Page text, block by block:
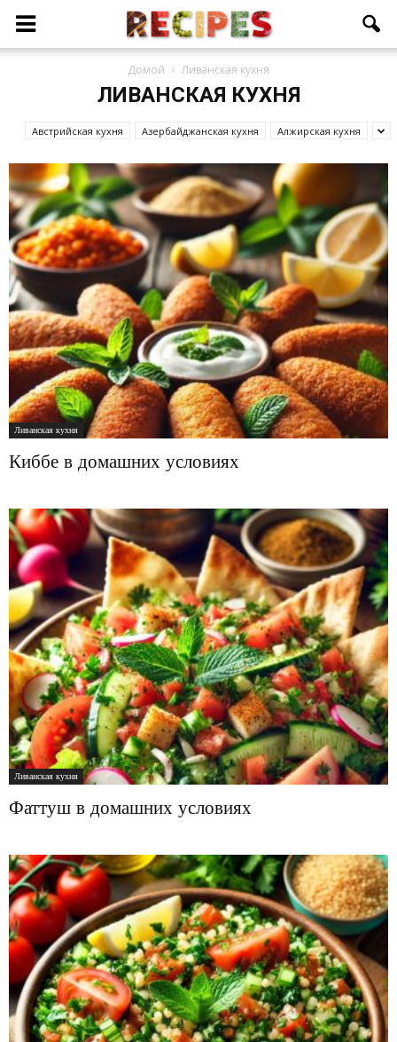
Домой Ливанская кухня
ЛИВАНСКАЯ КУХНЯ
Австрийская кухня Азербайджанcкая кухня Алжирская кухня
Ливанская кухня
Киббе в домашних условиях
Ливанская кухня
Фаттуш в домашних условиях